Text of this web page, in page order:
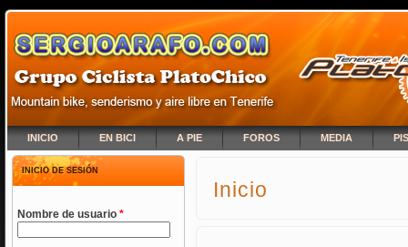
INICIO EN BICI A PIE FOROS MEDIA
INICIO DE SESIÓN
Nombre de usuario *
SE ENCUENTRA USTED
Inicio